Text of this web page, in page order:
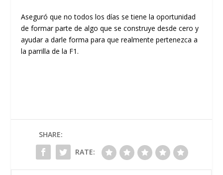
Aseguró que no todos los días se tiene la oportunidad
de formar parte de algo que se construye desde cero y
ayudar a darle forma para que realmente pertenezca a
la parrilla de la F1.
SHARE:
RATE: